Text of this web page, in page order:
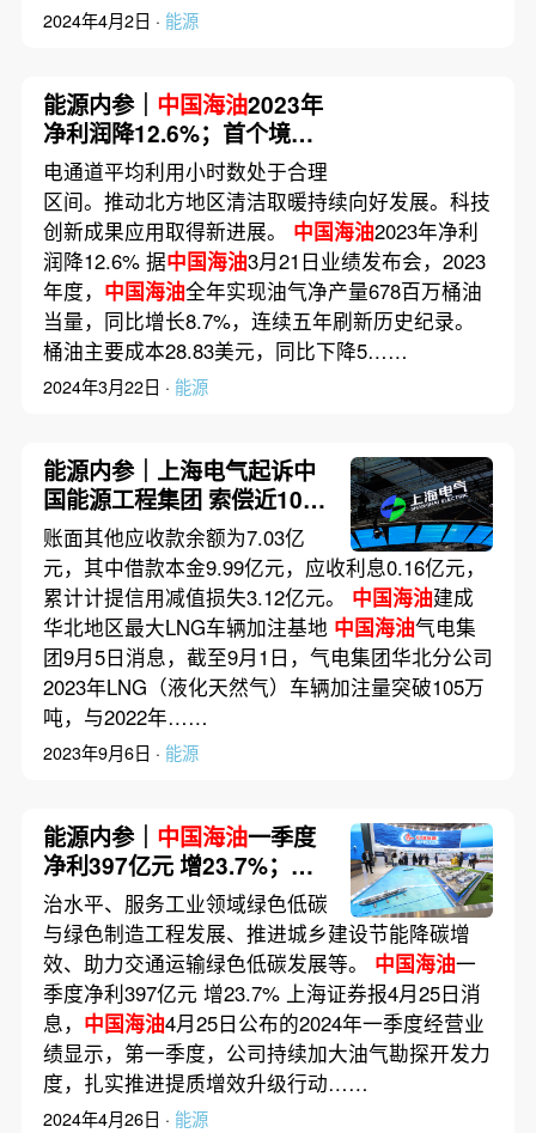
2024年4月2日 · 能源
能源内参｜ 中国海油2023年
净利润降12.6%；首个境外
回送国内绿电项目即将开工
电通道平均利用小时数处于合理
区间。推动北方地区清洁取暖持续向好发展。科技
创新成果应用取得新进展。 中国海油2023年净利
润降12.6% 据中国海油3月21日业绩发布会，2023
年度， 中国海油全年实现油气净产量678百万桶油
当量，同比增长8.7%，连续五年刷新历史纪录。
桶油主要成本28.83美元，同比下降5……
2024年3月22日 · 能源
能源内参｜上海电气起诉中
国能源工程集团 索偿近10亿
元借款；中国海油建成华北
地区最大LNG车辆加注基地
账面其他应收款余额为7.03亿
元，其中借款本金9.99亿元，应收利息0.16亿元，
累计计提信用减值损失3.12亿元。 中国海油建成
华北地区最大LNG车辆加注基地 中国海油气电集
团9月5日消息，截至9月1日，气电集团华北分公司
2023年LNG（液化天然气）车辆加注量突破105万
吨，与2022年……
2023年9月6日 · 能源
能源内参｜ 中国海油一季度
净利397亿元 增23.7%；车
网互动面临电池寿命和大规
模反向送电两大挑战
治水平、服务工业领域绿色低碳
与绿色制造工程发展、推进城乡建设节能降碳增
效、助力交通运输绿色低碳发展等。 中国海油一
季度净利397亿元 增23.7% 上海证券报4月25日消
息， 中国海油4月25日公布的2024年一季度经营业
绩显示，第一季度，公司持续加大油气勘探开发力
度，扎实推进提质增效升级行动……
2024年4月26日 · 能源